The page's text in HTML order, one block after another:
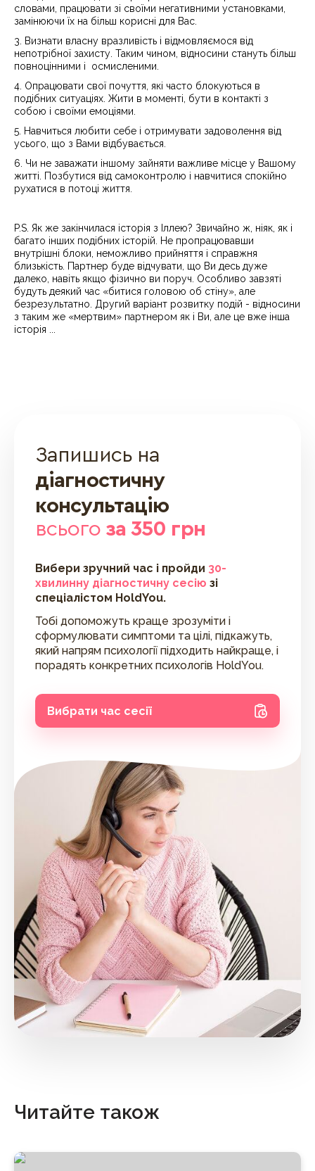
словами, працювати зі своїми негативними установками,
замінюючи їх на більш корисні для Вас.
3. Визнати власну вразливість і відмовляємося від
непотрібної захисту. Таким чином, відносини стануть більш
повноцінними і осмисленими.
4. Опрацювати свої почуття, які часто блокуються в
подібних ситуаціях. Жити в моменті, бути в контакті з
собою і своїми емоціями.
5. Навчиться любити себе і отримувати задоволення від
усього, що з Вами відбувається.
6. Чи не заважати іншому зайняти важливе місце у Вашому
житті. Позбутися від самоконтролю і навчитися спокійно
рухатися в потоці життя.
P.S. Як же закінчилася історія з Іллею? Звичайно ж, ніяк, як і
багато інших подібних історій. Не пропрацювавши
внутрішні блоки, неможливо прийняття і справжня
близькість. Партнер буде відчувати, що Ви десь дуже
далеко, навіть якщо фізично ви поруч. Особливо завзяті
будуть деякий час «битися головою об стіну», але
безрезультатно. Другий варіант розвитку подій - відносини
з таким же «мертвим» партнером як і Ви, але це вже інша
історія ...
Запишись на
діагностичну
консультацію
всього за 350 грн
Вибери зручний час і пройди 30-
хвилинну діагностичну сесію зі
спеціалістом HoldYou.
Тобі допоможуть краще зрозуміти і
сформулювати симптоми та цілі, підкажуть,
який напрям психології підходить найкраще, і
порадять конкретних психологів HoldYou.
Вибрати час сесії
Читайте також